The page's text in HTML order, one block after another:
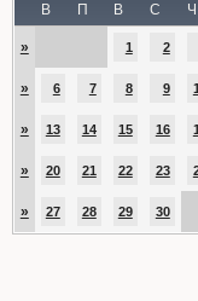
В П В С Ч
» 1 2
» 6 7 8 9
» 13 14 15 16
» 20 21 22 23
» 27 28 29 30